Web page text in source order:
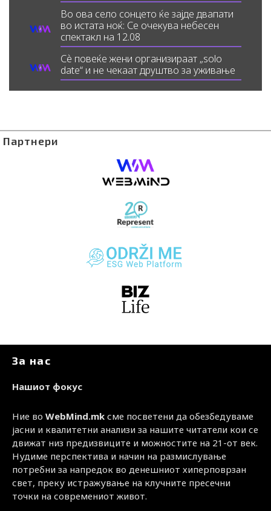
Во ова село сонцето ќе зајде двапати
во истата ноќ: Се очекува небесен
спектакл на 12.08
Сè повеќе жени организираат „solo
date“ и не чекаат друштво за уживање
Партнери
За нас
Нашиот фокус
Ние во WebMind.mk сме посветени да обезбедуваме
јасни и квалитетни анализи за нашите читатели кои се
движат низ предизвиците и можностите на 21-от век.
Нудиме перспектива и начин на размислување
потребни за напредок во денешниот хиперповрзан
свет, преку истражување на клучните пресечни
точки на современиот живот.